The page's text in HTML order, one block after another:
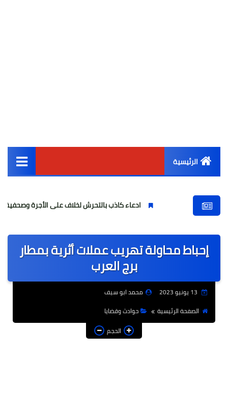
الرئيسية
أخبار مصر
عالمى
الرياضة
حوادث وقضايا
فن
التعليم
ادعاء كاذب بالتحرش لخلاف على الأجرة وصحفية وهمية
إحباط محاولة تهريب عملات أثرية بمطار
برج العرب
محمد ابو سيف
الصفحة الرئيسية
حوادث وقضايا
الحجم